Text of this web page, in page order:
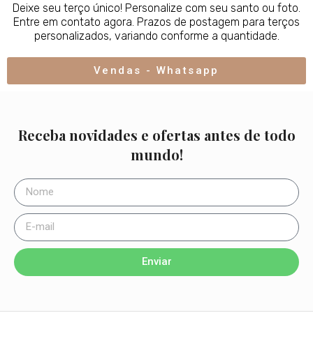
Deixe seu terço único! Personalize com seu santo ou foto.
Entre em contato agora. Prazos de postagem para terços
personalizados, variando conforme a quantidade.
Vendas - Whatsapp
Receba novidades e ofertas antes de todo
mundo!
Enviar